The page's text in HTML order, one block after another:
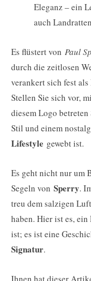
Eleganz – ein
auch
Es flüstert von Paul
durch die zeitlosen
verankert sich fest
Stellen Sie sich vor,
diesem Logo
Stil und einem
Lifestyle gewebt ist.
Es geht nicht nur um
Segeln von Sperry.
treu dem salzigen
haben. Hier ist es,
ist; es ist eine
Signatur.
Ihnen hat dieser